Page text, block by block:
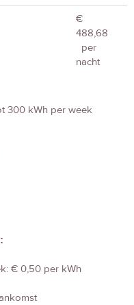
€
488,68
per
nacht
300 kWh per week
€ 0,50 per kWh